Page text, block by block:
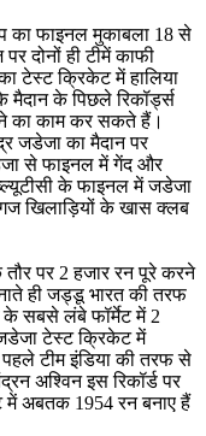
का फाइनल मुकाबला 18 से
दोनों ही टीमें काफी
टेस्ट क्रिकेट में हालिया
मैदान के पिछले रिकॉर्ड्स
का काम कर सकते हैं।
जडेजा का मैदान पर
से फाइनल में गेंद और
के फाइनल में जडेजा
खिलाड़ियों के खास क्लब
पर 2 हजार रन पूरे करने
ही जड्डू भारत की तरफ
के सबसे लंबे फॉर्मेट में 2
टेस्ट क्रिकेट में
टीम इंडिया की तरफ से
अश्विन इस रिकॉर्ड पर
अबतक 1954 रन बनाए हैं